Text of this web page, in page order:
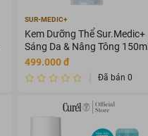
SUR-MEDIC+
Kem Dưỡng Thể Sur.Medic+
Sáng Da & Nâng Tông 150ml
499.000 đ
Đã bán 0